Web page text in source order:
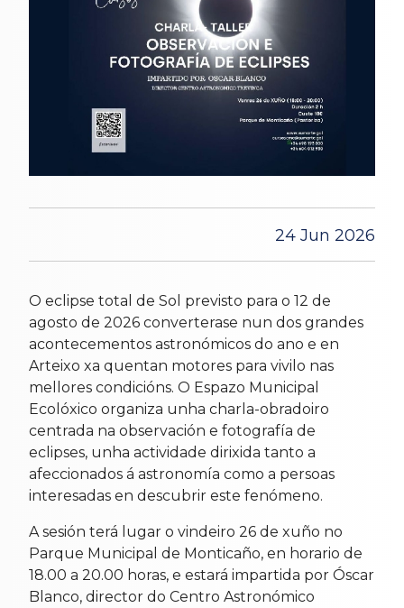
24 Jun 2026
O eclipse total de Sol previsto para o 12 de
agosto de 2026 converterase nun dos grandes
acontecementos astronómicos do ano e en
Arteixo xa quentan motores para vivilo nas
mellores condicións. O Espazo Municipal
Ecolóxico organiza unha charla-obradoiro
centrada na observación e fotografía de
eclipses, unha actividade dirixida tanto a
afeccionados á astronomía como a persoas
interesadas en descubrir este fenómeno.
A sesión terá lugar o vindeiro 26 de xuño no
Parque Municipal de Monticaño, en horario de
18.00 a 20.00 horas, e estará impartida por Óscar
Blanco, director do Centro Astronómico